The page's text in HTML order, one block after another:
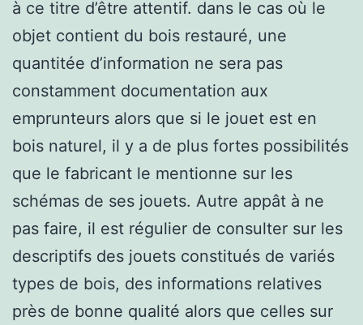
à ce titre d’être attentif. dans le cas où le
objet contient du bois restauré, une
quantitée d’information ne sera pas
constamment documentation aux
emprunteurs alors que si le jouet est en
bois naturel, il y a de plus fortes possibilités
que le fabricant le mentionne sur les
schémas de ses jouets. Autre appât à ne
pas faire, il est régulier de consulter sur les
descriptifs des jouets constitués de variés
types de bois, des informations relatives
près de bonne qualité alors que celles sur